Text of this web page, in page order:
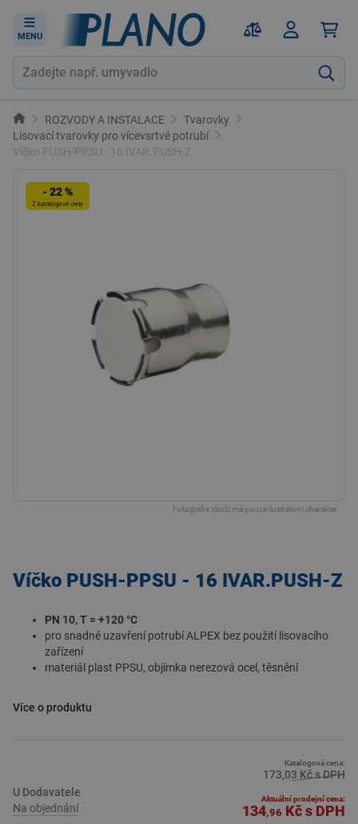
MENU
ROZVODY A INSTALACE
Tvarovky
Lisovací tvarovky pro vícevsrtvé potrubí
Víčko PUSH-PPSU - 16 IVAR.PUSH-Z
- 22 %
Z katalogové ceny
Fotografie zboží má pouze ilustrativní charakter
Víčko PUSH-PPSU - 16 IVAR.PUSH-Z
PN 10, T = +120 °C
pro snadné uzavření potrubí ALPEX bez použití lisovacího
zařízení
materiál plast PPSU, objímka nerezová ocel, těsnění
Více o produktu
U Dodavatele
Na objednání
Katalogová cena:
173,03 Kč s DPH
Aktuální prodejní cena:
134,96 Kčs DPH